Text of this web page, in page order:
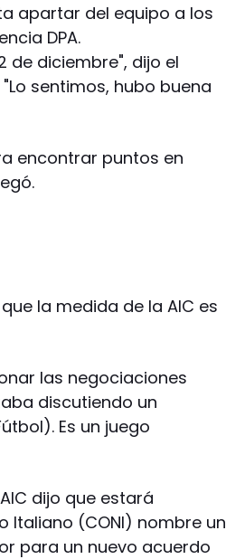
apartar del equipo a los
DPA.
de diciembre", dijo el
sentimos, hubo buena
encontrar puntos en
la medida de la AIC es
las negociaciones
discutiendo un
Es un juego
dijo que estará
Italiano (CONI) nombre un
para un nuevo acuerdo